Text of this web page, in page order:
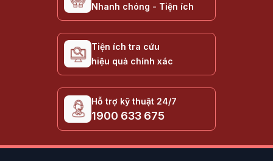
Nhanh chóng - Tiện ích
Tiện ích tra cứu
hiệu quả chính xác
Hỗ trợ kỹ thuật 24/7
1900 633 675